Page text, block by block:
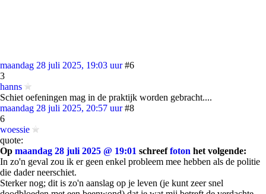
maandag 28 juli 2025, 19:03 uur #6
3
hanns
Schiet oefeningen mag in de praktijk worden gebracht....
maandag 28 juli 2025, 20:57 uur #8
6
woessie
quote:
Op maandag 28 juli 2025 @ 19:01 schreeffoton het volgende:
In zo'n geval zou ik er geen enkel probleem mee hebben als de politie
die dader neerschiet.
Sterker nog; dit is zo'n aanslag op je leven (je kunt zeer snel